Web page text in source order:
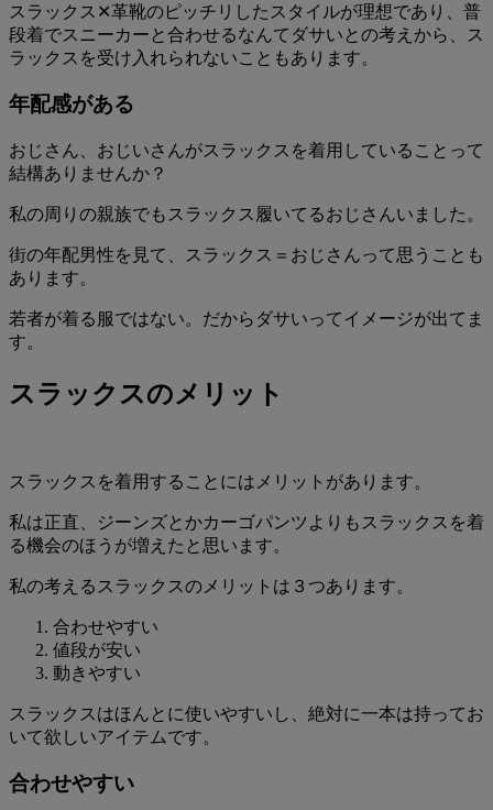
スラックス✕革靴のピッチリしたスタイルが理想であり、普
段着でスニーカーと合わせるなんてダサいとの考えから、ス
ラックスを受け入れられないこともあります。
年配感がある
おじさん、おじいさんがスラックスを着用していることって
結構ありませんか？
私の周りの親族でもスラックス履いてるおじさんいました。
街の年配男性を見て、スラックス＝おじさんって思うことも
あります。
若者が着る服ではない。だからダサいってイメージが出てま
す。
スラックスのメリット
スラックスを着用することにはメリットがあります。
私は正直、ジーンズとかカーゴパンツよりもスラックスを着
る機会のほうが増えたと思います。
私の考えるスラックスのメリットは３つあります。
合わせやすい
値段が安い
動きやすい
スラックスはほんとに使いやすいし、絶対に一本は持ってお
いて欲しいアイテムです。
合わせやすい